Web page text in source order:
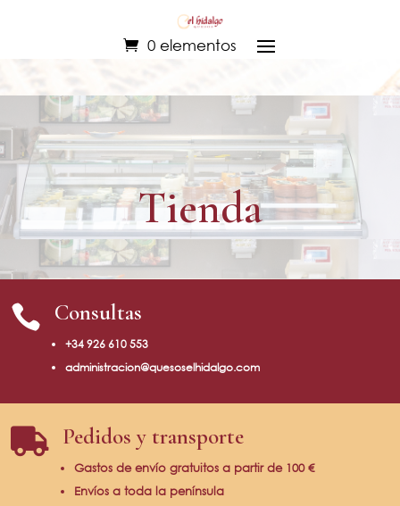
0 elementos
Tienda
 Consultas
+34 926 610 553
administracion@quesoselhidalgo.com
 Pedidos y transporte
Gastos de envío gratuitos a partir de 100 €
Envíos a toda la península